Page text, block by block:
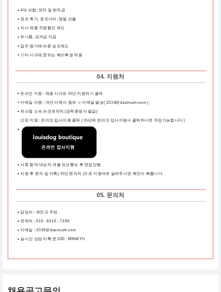
4대 보험, 연차 및 퇴직금
경조 휴가, 경조사비, 명절 선물
자사 제품 직원할인 제도
유니폼, 성과급 지급
업무 평가에 따른 승진제도
기타 사규에 준하는 복리후생 적용
04. 지원처
온라인 지원 : 채용 사이트 하단 지원하기 클릭
이메일 지원 : 개인 이력서 첨부 -> 이메일 발송( 2019@dasimahr.com )
위스탭 소속 파견계약직 (경력증명서 발급)
간편 지원 : 온라인 입사지원 클릭 ( 하단에 온라인 입사지원서 클릭하시면 작성가능합니다 )
서류 합격 대상자 개별 유선통보 후 면접진행
지원 후 문자 및 카톡( 하단 문의처 )으로 지원여부 알려주시면 확인이 빠릅니다.
05. 문의처
담당자 : 곽민규 주임
연락처 : 010 - 9310 - 7198
이메일 : 2019@dasimahr.com
실시간 상담 카톡 문의ID : MINIKYU